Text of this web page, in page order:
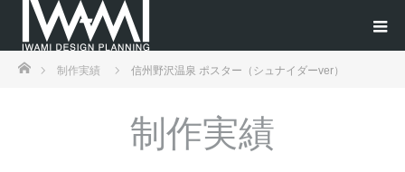
ホーム制作実績 信州野沢温泉 ポスター（シュナイダーver）
制作実績